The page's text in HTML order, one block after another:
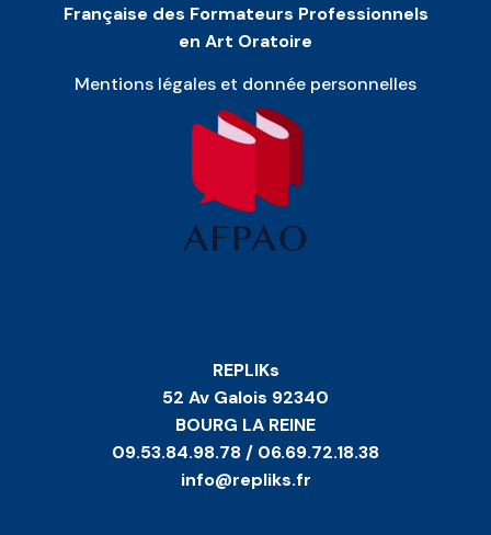
Française des Formateurs Professionnels
en Art Oratoire
Mentions légales et donnée personnelles
REPLIKs
52 Av Galois 92340
BOURG LA REINE
09.53.84.98.78 / 06.69.72.18.38
info@repliks.fr